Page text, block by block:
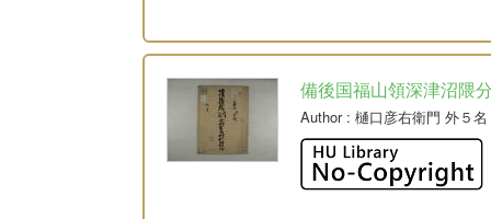
備後国福山領深津沼隈
Author: 樋口彦右衛門 外５名